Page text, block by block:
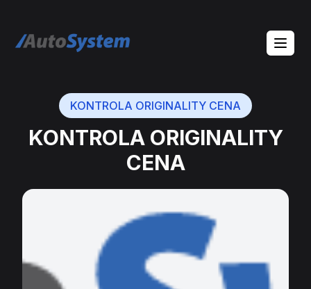
auto-system logo
KONTROLA ORIGINALITY CENA
KONTROLA ORIGINALITY
CENA